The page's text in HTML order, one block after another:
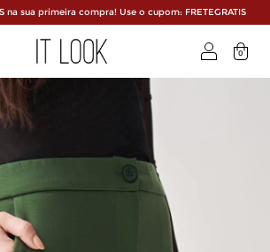
na sua primeira compra! Use o cupom: FRETEGRATIS
0